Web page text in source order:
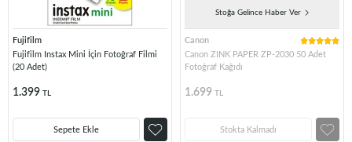
Fujifilm
Fujifilm Instax Mini İçin Fotoğraf Filmi
(20 Adet)
1.399 TL
Sepete Ekle
Stoğa Gelince Haber Ver
Canon
Canon ZINK PAPER ZP-2030 50 Adet
Fotoğraf Kağıdı
1.699 TL
Stokta Kalmadı